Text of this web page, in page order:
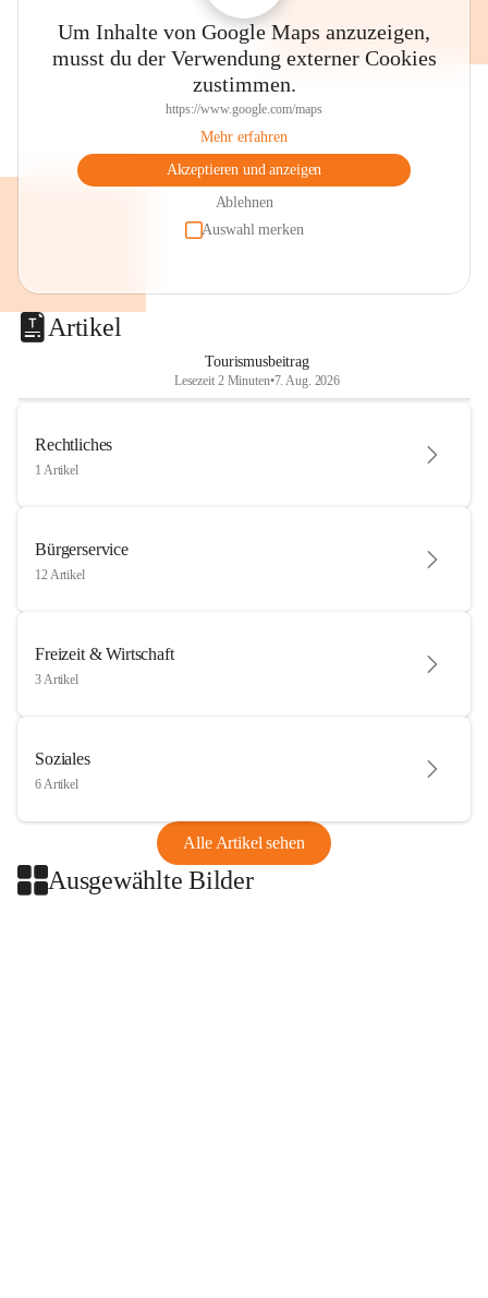
Um Inhalte von Google Maps anzuzeigen,
musst du der Verwendung externer Cookies
zustimmen.
https://www.google.com/maps
Mehr erfahren
Akzeptieren und anzeigen
Ablehnen
Auswahl merken
Artikel
Tourismusbeitrag
Lesezeit 2 Minuten•7. Aug. 2026
Rechtliches
1 Artikel
Bürgerservice
12 Artikel
Freizeit & Wirtschaft
3 Artikel
Soziales
6 Artikel
Alle Artikel sehen
Ausgewählte Bilder